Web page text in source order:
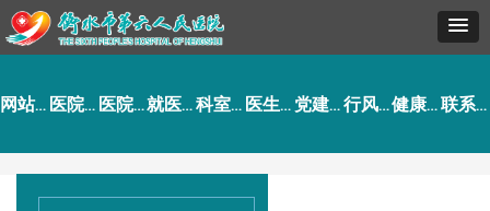
网站首页 医院概况 医院动态 就医指南 科室导航 医生介绍 党建工作 行风建设 健康园地 联系我们